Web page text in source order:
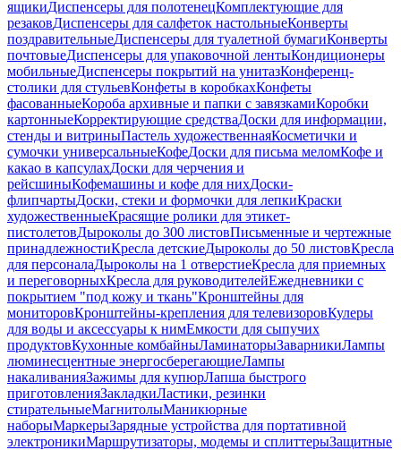
ящикиДиспенсеры для полотенецКомплектующие для
резаковДиспенсеры для салфеток настольныеКонверты
поздравительныеДиспенсеры для туалетной бумагиКонверты
почтовыеДиспенсеры для упаковочной лентыКондиционеры
мобильныеДиспенсеры покрытий на унитазКонференц-
столики для стульевКонфеты в коробкахКонфеты
фасованныеКороба архивные и папки с завязкамиКоробки
картонныеКорректирующие средстваДоски для информации,
стенды и витриныПастель художественнаяКосметички и
сумочки универсальныеКофеДоски для письма меломКофе и
какао в капсулахДоски для черчения и
рейсшиныКофемашины и кофе для нихДоски-
флипчартыДоски, стеки и формочки для лепкиКраски
художественныеКрасящие ролики для этикет-
пистолетовДыроколы до 300 листовПисьменные и чертежные
принадлежностиКресла детскиеДыроколы до 50 листовКресла
для персоналаДыроколы на 1 отверстиеКресла для приемных
и переговорныхКресла для руководителейЕжедневники с
покрытием "под кожу и ткань"Кронштейны для
мониторовКронштейны-крепления для телевизоровКулеры
для воды и аксессуары к нимЕмкости для сыпучих
продуктовКухонные комбайныЛаминаторыЗаварникиЛампы
люминесцентные энергосберегающиеЛампы
накаливанияЗажимы для купюрЛапша быстрого
приготовленияЗакладкиЛастики, резинки
стирательныеМагнитолыМаникюрные
наборыМаркерыЗарядные устройства для портативной
электроникиМаршрутизаторы, модемы и сплиттерыЗащитные